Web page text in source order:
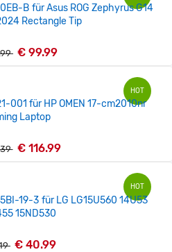
G14
Rectangle Tip
€ 99.99
HOT
cm2010nr
Laptop
€ 116.99
HOT
14U53
15ND530
€ 40.99